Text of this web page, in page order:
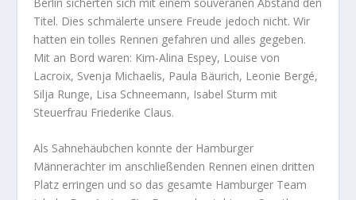
Titel. Dies schmälerte unsere Freude jedoch nicht. Wir
hatten ein tolles Rennen gefahren und alles gegeben.
Mit an Bord waren: Kim-Alina Espey, Louise von
Lacroix, Svenja Michaelis, Paula Bäurich, Leonie Bergé,
Silja Runge, Lisa Schneemann, Isabel Sturm mit
Steuerfrau Friederike Claus.
Als Sahnehäubchen konnte der Hamburger
Männerachter im anschließenden Rennen einen dritten
Platz erringen und so das gesamte Hamburger Team